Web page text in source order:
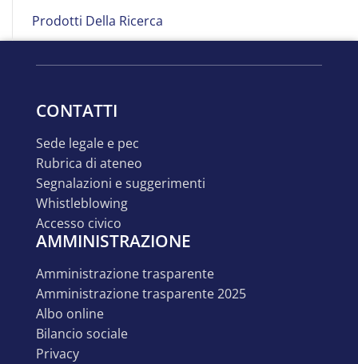
Prodotti Della Ricerca
CONTATTI
sede legale e pec
rubrica di ateneo
segnalazioni e suggerimenti
whistleblowing
accesso civico
AMMINISTRAZIONE
amministrazione trasparente
amministrazione trasparente 2025
albo online
bilancio sociale
privacy